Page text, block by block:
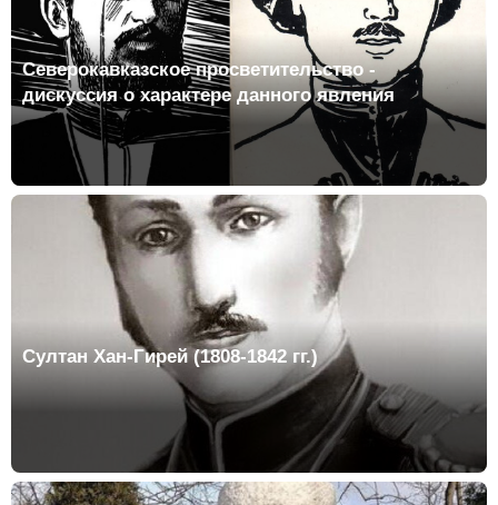
Северокавказское просветительство -
дискуссия о характере данного явления
Султан Хан-Гирей (1808-1842 гг.)